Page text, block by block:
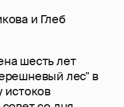
и Глеб
шесть лет
лес" в
истоков